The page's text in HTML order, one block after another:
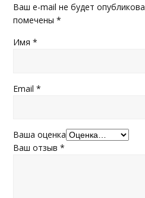
Ваш e-mail не будет
помечены*
Имя*
Email*
Ваша оценка
Ваш отзыв*